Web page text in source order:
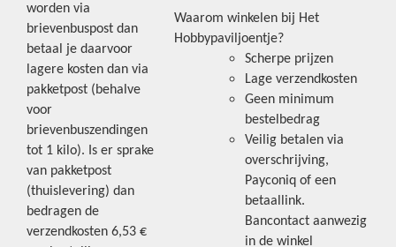
worden via
brievenbuspost dan
betaal je daarvoor
lagere kosten dan via
pakketpost (behalve
voor
brievenbuszendingen
tot 1 kilo). Is er sprake
van pakketpost
(thuislevering) dan
bedragen de
verzendkosten 6,53 €
Waarom winkelen bij Het
Hobbypaviljoentje?
Scherpe prijzen
Lage verzendkosten
Geen minimum
bestelbedrag
Veilig betalen via
overschrijving,
Payconiq of een
betaallink.
Bancontact aanwezig
in de winkel